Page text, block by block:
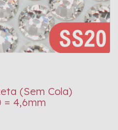
(Sem Cola)
= 4,6mm